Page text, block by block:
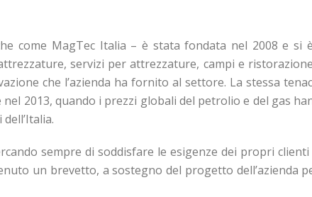
come MagTec Italia – è stata fondata nel 2008 e si
servizi per attrezzature, campi e
che l’azienda ha fornito al settore. La stessa
2013, quando i prezzi globali del petrolio e del gas
sempre di soddisfare le esigenze dei propri
un brevetto, a sostegno del progetto dell’azienda